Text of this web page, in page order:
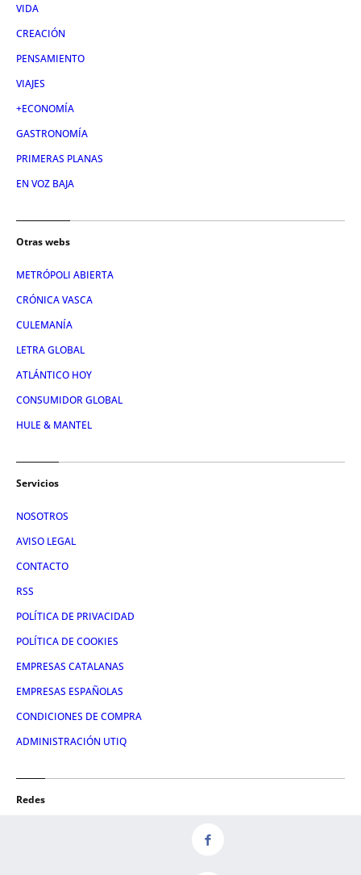
VIDA
CREACIÓN
PENSAMIENTO
VIAJES
+ECONOMÍA
GASTRONOMÍA
PRIMERAS PLANAS
EN VOZ BAJA
Otras webs
METRÓPOLI ABIERTA
CRÓNICA VASCA
CULEMANÍA
LETRA GLOBAL
ATLÁNTICO HOY
CONSUMIDOR GLOBAL
HULE & MANTEL
Servicios
NOSOTROS
AVISO LEGAL
CONTACTO
RSS
POLÍTICA DE PRIVACIDAD
POLÍTICA DE COOKIES
EMPRESAS CATALANAS
EMPRESAS ESPAÑOLAS
CONDICIONES DE COMPRA
ADMINISTRACIÓN UTIQ
Redes